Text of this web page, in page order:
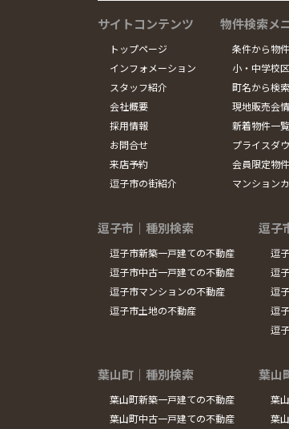
サイトコンテンツ
トップページ
インフォメーション
スタッフ紹介
会社概要
採用情報
お問合せ
来店予約
逗子市の街紹介
物件検索メ
条件から物
小・中学校
町名から検索
現地販売会
新着物件一覧
プライスダ
会員限定物
マンション
逗子市｜種別検索
逗子市新築一戸建ての不動産
逗子市中古一戸建ての不動産
逗子市マンションの不動産
逗子市土地の不動産
逗子
逗
逗
逗
逗
逗
葉山町｜種別検索
葉山町新築一戸建ての不動産
葉山町中古一戸建ての不動産
葉山
葉
葉